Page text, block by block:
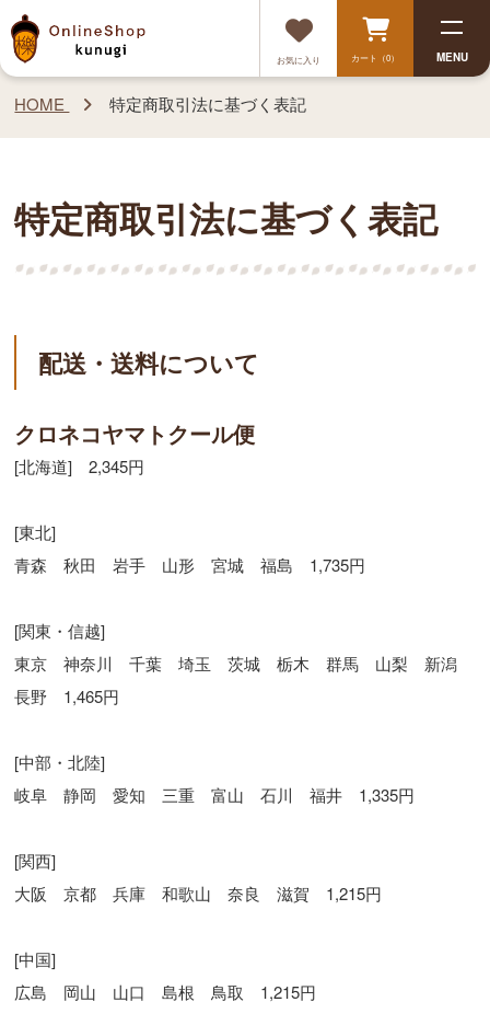
お気に入り カート（0） MENU
HOME 特定商取引法に基づく表記
特定商取引法に基づく表記
配送・送料について
クロネコヤマトクール便
[北海道] 2,345円
[東北]
青森 秋田 岩手 山形 宮城 福島 1,735円
[関東・信越]
東京 神奈川 千葉 埼玉 茨城 栃木 群馬 山梨 新潟
長野 1,465円
[中部・北陸]
岐阜 静岡 愛知 三重 富山 石川 福井 1,335円
[関西]
大阪 京都 兵庫 和歌山 奈良 滋賀 1,215円
[中国]
広島 岡山 山口 島根 鳥取 1,215円